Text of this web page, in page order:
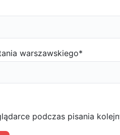
warszawskiego*
podczas pisania